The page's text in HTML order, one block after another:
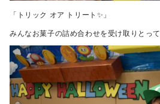
「トリック オア トリート✨」
みんなお菓子の詰め合わせを受け取りとっ